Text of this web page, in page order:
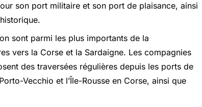
son port militaire et son port de plaisance, ainsi
sont parmi les plus importants de la
vers la Corse et la Sardaigne. Les compagnies
des traversées régulières depuis les ports de
Vecchio et l’Île-Rousse en Corse, ainsi que